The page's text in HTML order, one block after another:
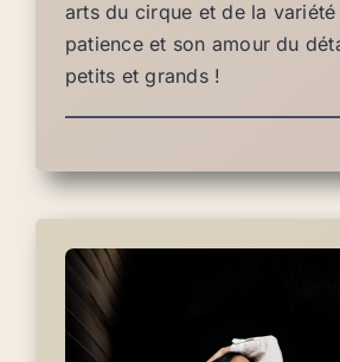
arts du cirque et de la variété
patience et son amour du
petits et grands !